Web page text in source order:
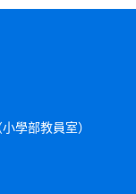
學部教員室）